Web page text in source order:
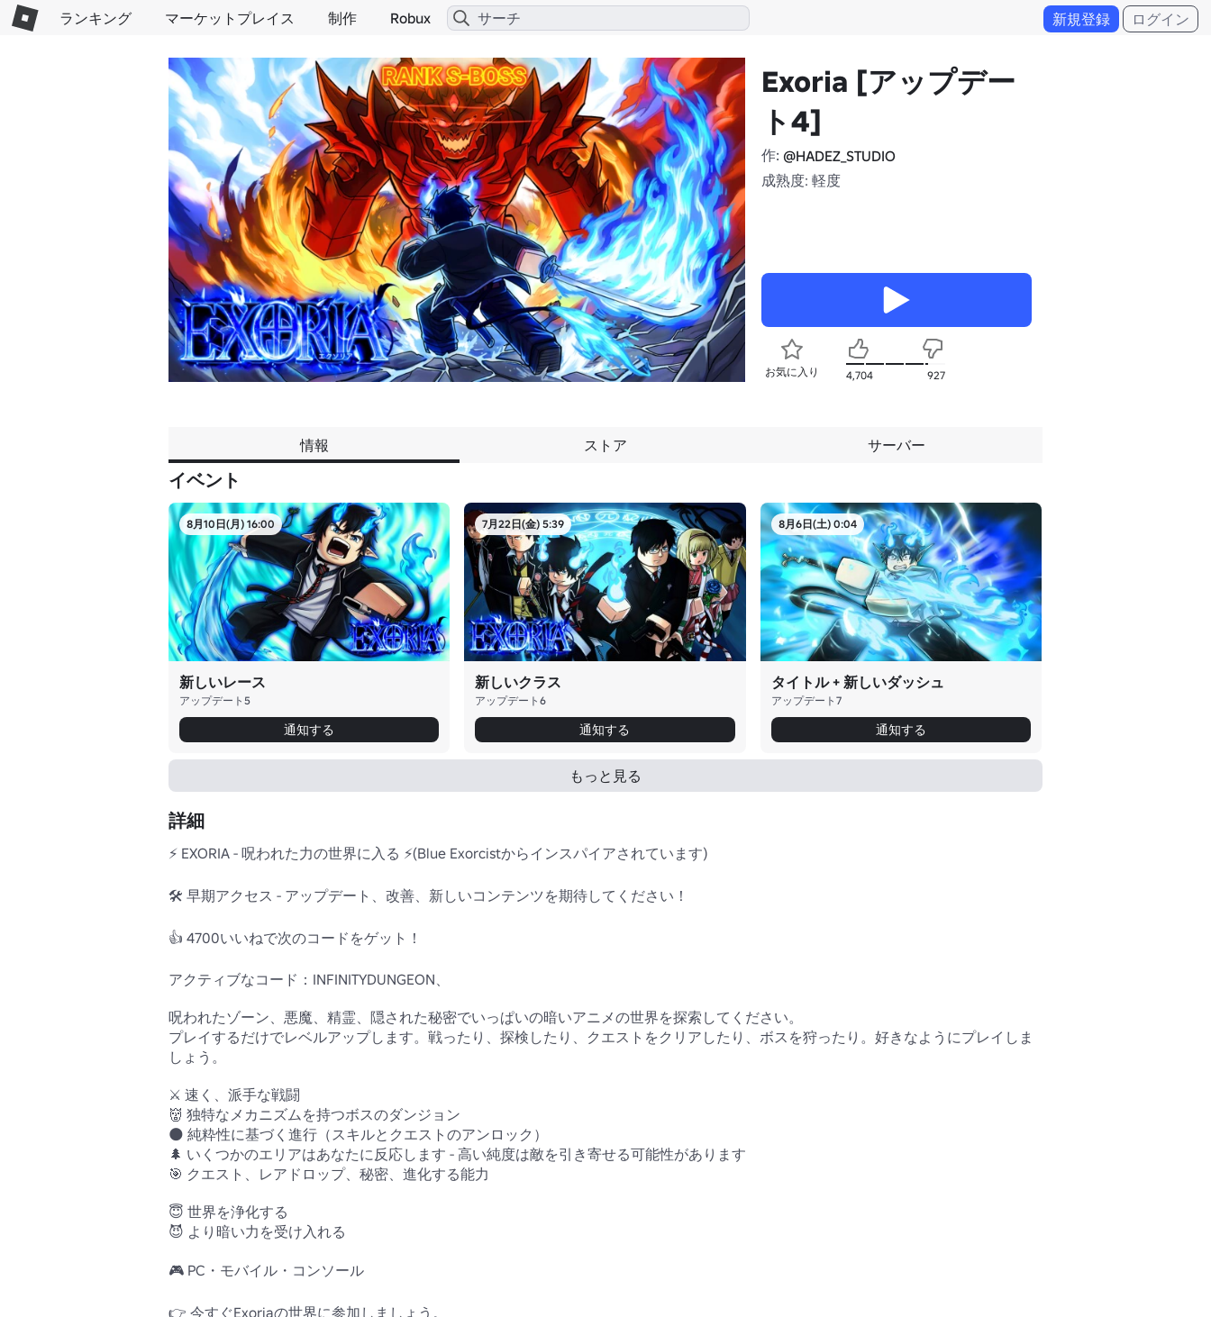
ランキング マーケットプレイス 制作 Robux 新規登録 ログイン
Exoria [アップデー
ト4]
作: @HADEZ_STUDIO
成熟度: 軽度
お気に入り 4,704 927
情報 ストア サーバー
イベント
8月10日(月) 16:00
新しいレース
アップデート5
通知する
7月22日(金) 5:39
新しいクラス
アップデート6
通知する
8月6日(土) 0:04
タイトル + 新しいダッシュ
アップデート7
通知する
もっと見る
詳細
⚡ EXORIA - 呪われた力の世界に入る ⚡(Blue Exorcistからインスパイアされています)
🛠 早期アクセス - アップデート、改善、新しいコンテンツを期待してください！
👍 4700いいねで次のコードをゲット！
アクティブなコード：INFINITYDUNGEON、
呪われたゾーン、悪魔、精霊、隠された秘密でいっぱいの暗いアニメの世界を探索してください。
プレイするだけでレベルアップします。戦ったり、探検したり、クエストをクリアしたり、ボスを狩ったり。好きなようにプレイしま
しょう。
⚔️ 速く、派手な戦闘
👹 独特なメカニズムを持つボスのダンジョン
🌑 純粋性に基づく進行（スキルとクエストのアンロック）
🌲 いくつかのエリアはあなたに反応します - 高い純度は敵を引き寄せる可能性があります
🎯 クエスト、レアドロップ、秘密、進化する能力
😇 世界を浄化する
😈 より暗い力を受け入れる
🎮 PC・モバイル・コンソール